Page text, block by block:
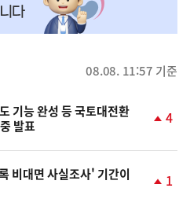
08.08. 11:57 기준
기능 완성 등 국토대전환
발표
상
4
비대면 사실조사' 기간이
1